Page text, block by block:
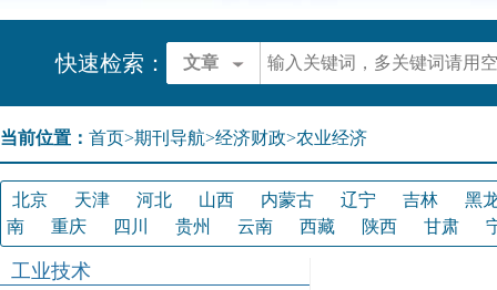
快速检索： 文章
当前位置： 首页>期刊导航>经济财政>农业经济
北京 天津 河北 山西 内蒙古 辽宁 吉林
黑
南
重庆 四川 贵州 云南 西藏 陕西 甘肃
工业技术